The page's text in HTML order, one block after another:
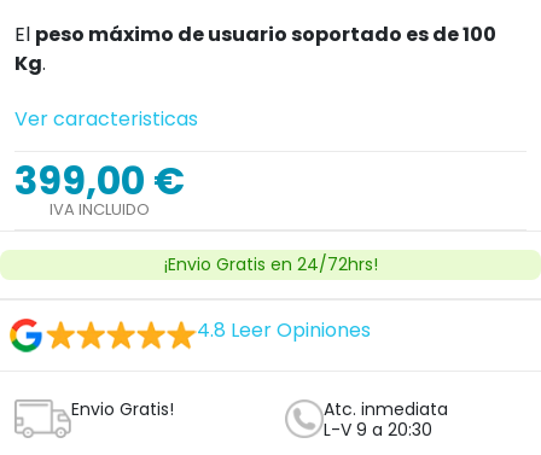
El peso máximo de usuario soportado es de 100
Kg.
Ver caracteristicas
399,00 €
IVA INCLUIDO
¡Envio Gratis en 24/72hrs!
4.8 Leer Opiniones
Envio Gratis!
Atc. inmediata
L-V 9 a 20:30